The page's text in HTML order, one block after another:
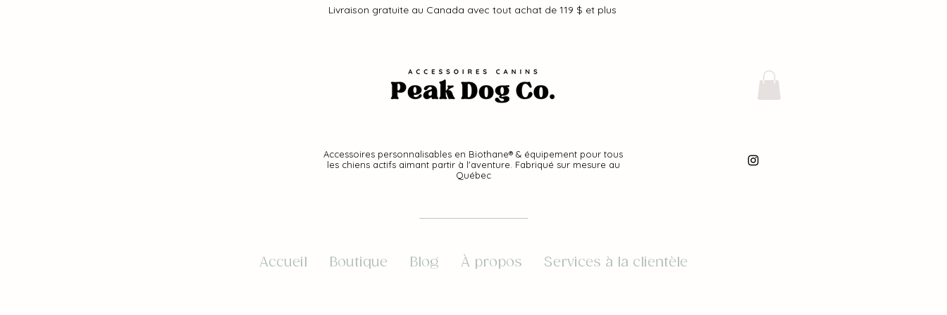
Livraison gratuite au Canada avec tout achat de 119 $ et plus
Accessoires personnalisables en Biothane® & équipement pour tous
les chiens actifs aimant partir à l'aventure. Fabriqué sur mesure au
Québec
Accueil Boutique Blog À propos Services à la clientèle